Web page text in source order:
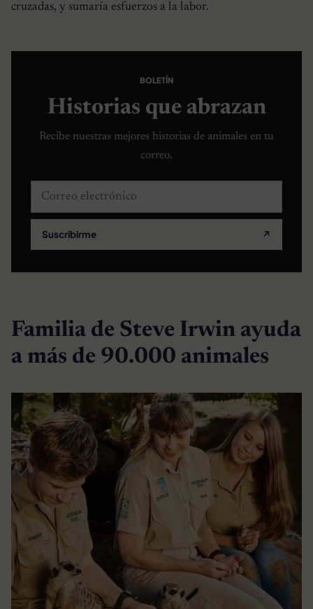
cruzadas, y sumaría esfuerzos a la labor.
BOLETÍN
Historias que abrazan
Recibe nuestras mejores historias de animales en tu
correo.
Correo electrónico
Suscribirme ↗
Familia de Steve Irwin ayuda
a más de 90.000 animales